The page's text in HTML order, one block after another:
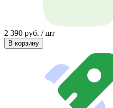
2 390 руб. / шт
В корзину